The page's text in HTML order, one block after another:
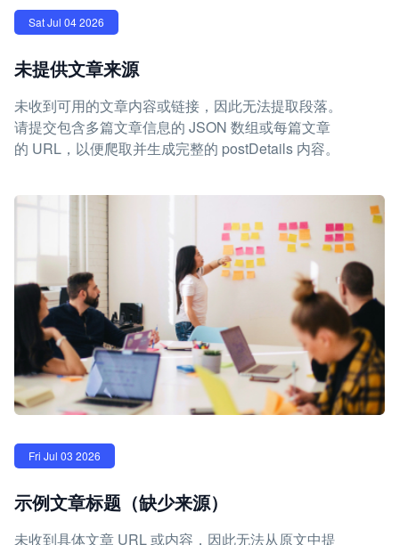
Sat Jul 04 2026
未提供文章来源
未收到可用的文章内容或链接，因此无法提取段落。
请提交包含多篇文章信息的 JSON 数组或每篇文章
的 URL，以便爬取并生成完整的 postDetails 内容。
Fri Jul 03 2026
示例文章标题（缺少来源）
未收到具体文章 URL 或内容，因此无法从原文中提